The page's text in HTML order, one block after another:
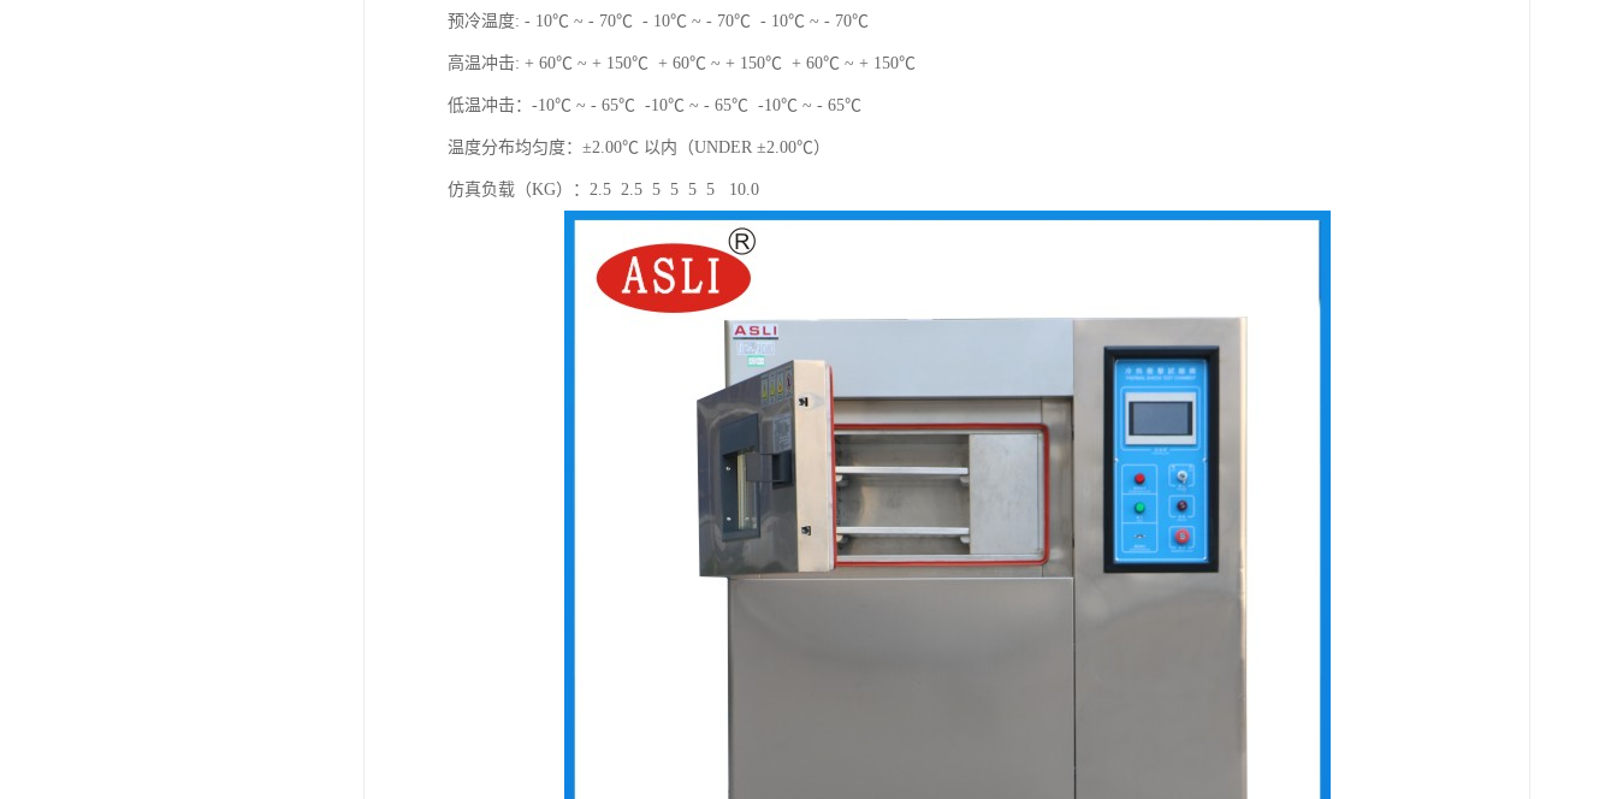
预冷温度: - 10℃ ~ - 70℃ - 10℃ ~ - 70℃ - 10℃ ~ - 70℃
高温冲击: + 60℃ ~ + 150℃ + 60℃ ~ + 150℃ + 60℃ ~ + 150℃
低温冲击：-10℃ ~ - 65℃ -10℃ ~ - 65℃ -10℃ ~ - 65℃
温度分布均匀度：±2.00℃ 以内（UNDER ±2.00℃）
仿真负载（KG）：2.5 2.5 5 5 5 5 10.0